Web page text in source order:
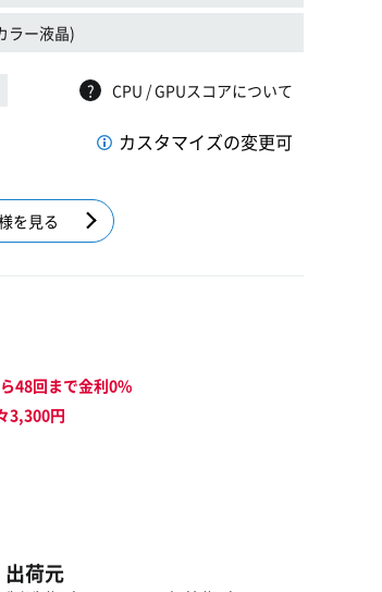
ラー液晶)
? CPU / GPUスコアについて
カスタマイズの変更可
を見る
48回まで金利0%
3,300円
出荷元